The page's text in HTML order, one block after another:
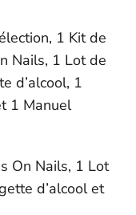
1 Kit de
Nails, 1 Lot de
d’alcool, 1
1 Manuel
On Nails, 1 Lot
d’alcool et